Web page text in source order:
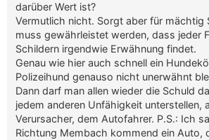
darüber Wert ist?
Vermutlich nicht. Sorgt aber für mächtig
muss gewährleistet werden, dass jeder
Schildern irgendwie Erwähnung findet.
Genau wie hier auch schnell ein
Polizeihund genauso nicht unerwähnt
Dann darf man allen wieder die Schuld
jedem anderen Unfähigkeit unterstellen,
Verursacher, dem Autofahrer. P.S.: Ich
Richtung Membach kommend ein Auto,